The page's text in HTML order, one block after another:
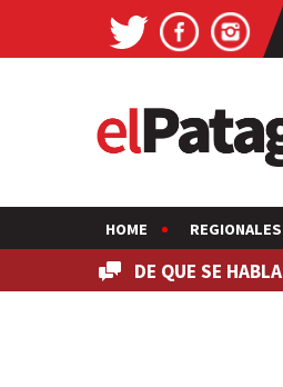
HOME REGIONALES
DE QUE SE HABLA